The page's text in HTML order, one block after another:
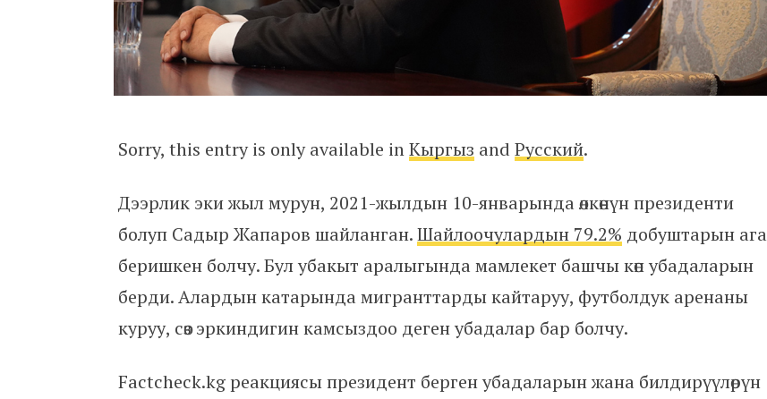
Sorry, this entry is only available inКыргыз andРусский.
Дээрлик эки жыл мурун, 2021-жылдын 10-январында өлкөнүн президенти
болуп Садыр Жапаров шайланган.Шайлоочулардын 79.2% добуштарын ага
беришкен болчу. Бул убакыт аралыгында мамлекет башчы көп убадаларын
берди. Алардын катарында мигранттарды кайтаруу, футболдук аренаны
куруу, сөз эркиндигин камсыздоо деген убадалар бар болчу.
Factcheck.kg реакциясы президент берген убадаларын жана билдирүүлөрүн